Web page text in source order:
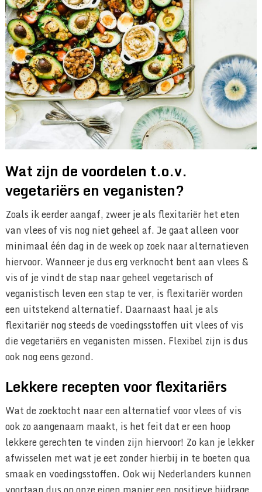
Wat zijn de voordelen t.o.v.
vegetariërs en veganisten?
Zoals ik eerder aangaf, zweer je als flexitariër het eten
van vlees of vis nog niet geheel af. Je gaat alleen voor
minimaal één dag in de week op zoek naar alternatieven
hiervoor. Wanneer je dus erg verknocht bent aan vlees &
vis of je vindt de stap naar geheel vegetarisch of
veganistisch leven een stap te ver, is flexitariër worden
een uitstekend alternatief. Daarnaast haal je als
flexitariër nog steeds de voedingsstoffen uit vlees of vis
die vegetariërs en veganisten missen. Flexibel zijn is dus
ook nog eens gezond.
Lekkere recepten voor flexitariërs
Wat de zoektocht naar een alternatief voor vlees of vis
ook zo aangenaam maakt, is het feit dat er een hoop
lekkere gerechten te vinden zijn hiervoor! Zo kan je lekker
afwisselen met wat je eet zonder hierbij in te boeten qua
smaak en voedingsstoffen. Ook wij Nederlanders kunnen